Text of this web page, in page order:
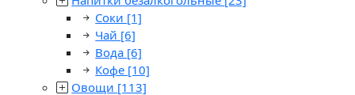
Соки [1]
Чай [6]
Вода [6]
Кофе [10]
Овощи [113]